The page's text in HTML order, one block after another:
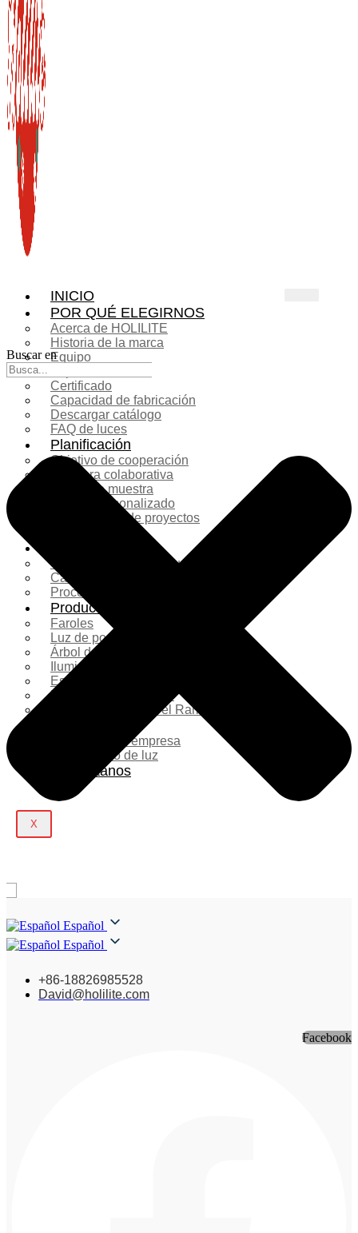
INICIO
POR QUÉ ELEGIRNOS
Acerca de HOLILITE
Historia de la marca
Equipo
Certificado
Capacidad de fabricación
Descargar catálogo
FAQ de luces
Planificación
Objetivo de cooperación
Lámpara colaborativa
Casos de muestra
Diseño personalizado
Planificación de proyectos
Comparación de productos
Caso de filmación real
Proceso de producción
Productos
Faroles
Luz de poste
Árbol de Navidad
Iluminación navideña
Escultura de fibra de vidrio
Decoración comercial
Decoraciones para el Ramadán
Noticias de la empresa
Espectáculo de luz
Contáctanos
X
Buscar en
Español
Español
+86-18826985528
David@holilite.com
Facebook